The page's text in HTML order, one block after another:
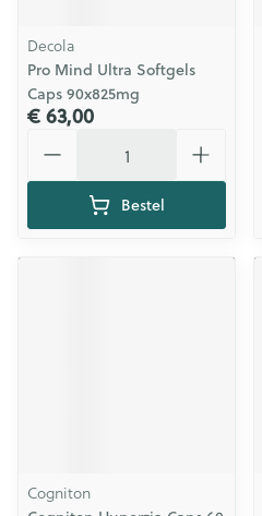
Decola
Pro Mind Ultra Softgels
Caps 90x825mg
€ 63,00
Bestel
Cogniton